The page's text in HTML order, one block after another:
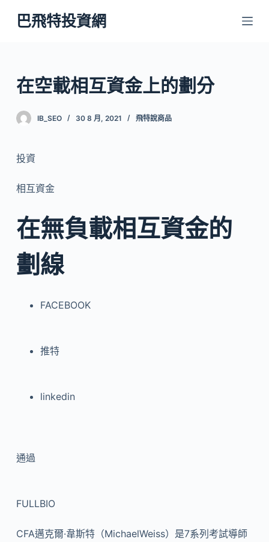
跳
至
內
容
巴飛特投資網
在空載相互資金上的劃分
IB_SEO 30 8 月, 2021 飛特說商品
投資
相互資金
在無負載相互資金的
劃線
FACEBOOK
推特
linkedin
通過
FULLBIO
CFA邁克爾·韋斯特（MichaelWeiss）是7系列考試導師